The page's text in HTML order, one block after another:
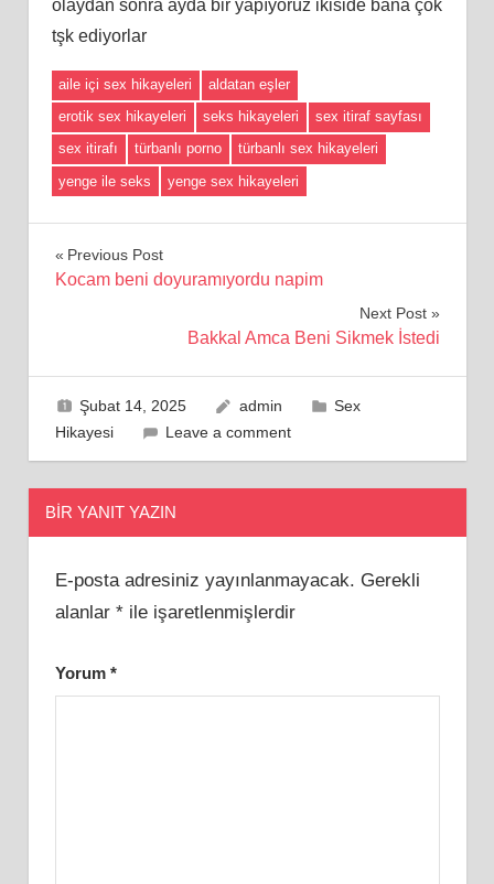
olaydan sonra ayda bir yapıyoruz ikiside bana çok
tşk ediyorlar
aile içi sex hikayeleri
aldatan eşler
erotik sex hikayeleri
seks hikayeleri
sex itiraf sayfası
sex itirafı
türbanlı porno
türbanlı sex hikayeleri
yenge ile seks
yenge sex hikayeleri
Yazı
Previous Post
Kocam beni doyuramıyordu napim
Next Post
Bakkal Amca Beni Sikmek İstedi
Şubat 14, 2025 admin
Sex
Hikayesi
Leave a comment
BIR YANIT YAZIN
E-posta adresiniz yayınlanmayacak. Gerekli
alanlar *ile işaretlenmişlerdir
Yorum *